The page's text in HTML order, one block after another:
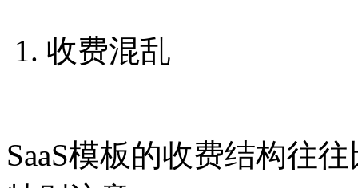
1. 收费混乱
SaaS模板的收费结构往